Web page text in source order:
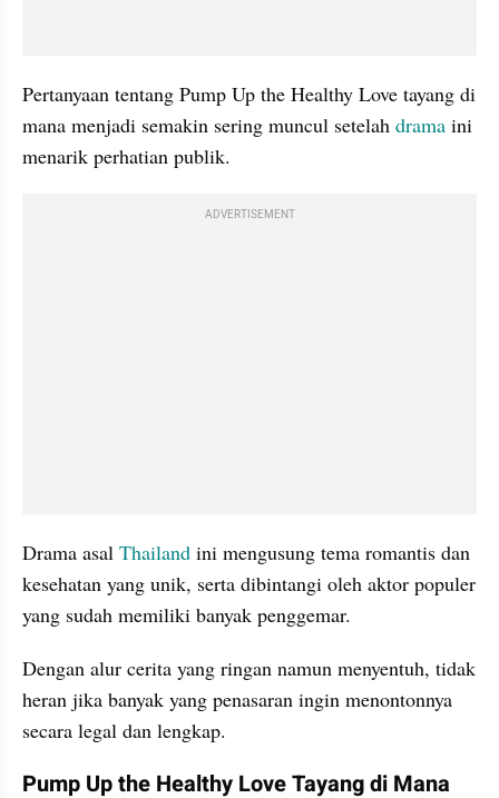
Pertanyaan tentang Pump Up the Healthy Love tayang di
mana menjadi semakin sering muncul setelah drama ini
menarik perhatian publik.
ADVERTISEMENT
Drama asal Thailand ini mengusung tema romantis dan
kesehatan yang unik, serta dibintangi oleh aktor populer
yang sudah memiliki banyak penggemar.
Dengan alur cerita yang ringan namun menyentuh, tidak
heran jika banyak yang penasaran ingin menontonnya
secara legal dan lengkap.
Pump Up the Healthy Love Tayang di Mana